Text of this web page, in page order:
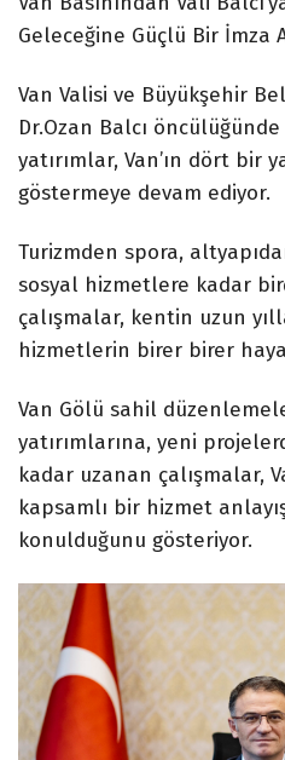
Geleceğine Güçlü Bir İmza
Van Valisi ve Büyükşehir
Dr.Ozan Balcı
yatırımlar, Van’ın dört bir
göstermeye devam ediyor.
Turizmden spora,
sosyal hizmetlere kadar
çalışmalar, kentin uzun
hizmetlerin birer birer
Van Gölü sahil
yatırımlarına, yeni
kadar uzanan çalışmalar,
kapsamlı bir hizmet
konulduğunu gösteriyor.